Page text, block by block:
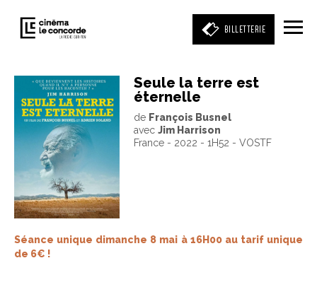
BILLETTERIE
Entrez votre mot clé
(film, réalisateur, acteur, événement)
Seule la terre est
éternelle
de François Busnel
avec Jim Harrison
France - 2022 - 1H52 - VOSTF
Séance unique dimanche 8 mai à 16H00 au tarif unique
de 6€ !